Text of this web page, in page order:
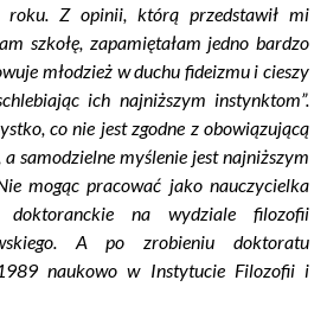
roku. Z opinii, którą przedstawił mi
szkołę, zapamiętałam jedno bardzo
młodzież w duchu fideizmu i cieszy
ich najniższym instynktom”.
co nie jest zgodne z obowiązującą
samodzielne myślenie jest najniższym
mogąc pracować jako nauczycielka
doktoranckie na wydziale filozofii
A po zrobieniu doktoratu
naukowo w Instytucie Filozofii i